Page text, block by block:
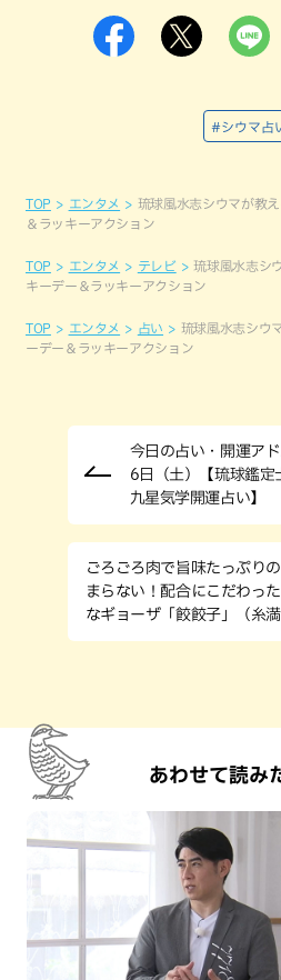
#シウマ占
TOP エンタメ
琉球風水志シウマが教
＆ラッキーアクション
TOP エンタメ テレビ
琉球風水志シ
キーデー＆ラッキーアクション
TOP エンタメ 占い
琉球風水志シウ
ーデー＆ラッキーアクション
今日の占い・開運ア
6日（土）【琉球鑑定
九星気学開運占い】
ごろごろ肉で旨味たっぷり
まらない！配合にこだわっ
なギョーザ「餃餃子」（糸満
あわせて読み